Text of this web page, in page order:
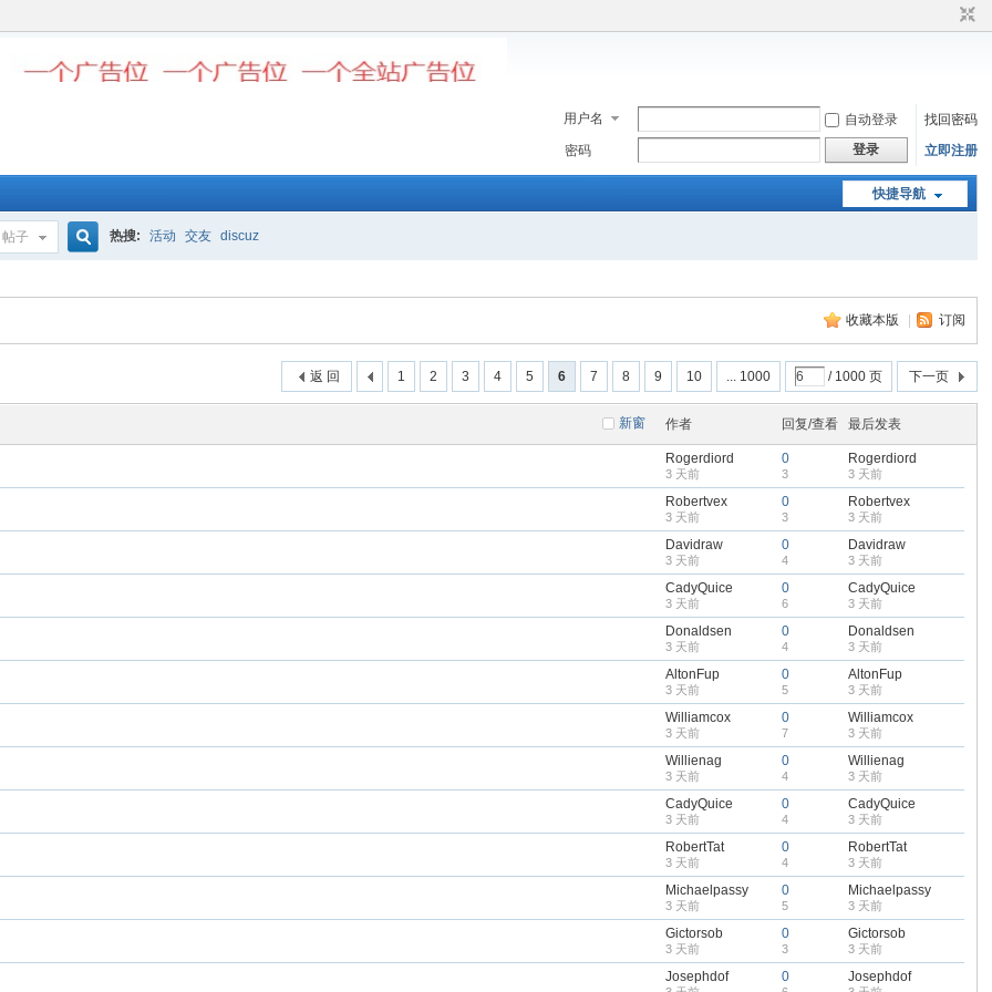
用户名 自动登录
找回密码
密码
登录 立即注册
快捷导航
帖子 热搜: 活动 交友 discuz
收藏本版 订阅
1 2 3 4 5 6 7 8 9 10 ... 1000 / 1000 页 下一页
返 回
新窗 作者 回复/查看 最后发表
Rogerdiord
3 天前
0
3
Rogerdiord
3 天前
Robertvex
3 天前
0
3
Robertvex
3 天前
Davidraw
3 天前
0
4
Davidraw
3 天前
CadyQuice
3 天前
0
6
CadyQuice
3 天前
Donaldsen
3 天前
0
4
Donaldsen
3 天前
AltonFup
3 天前
0
5
AltonFup
3 天前
Williamcox
3 天前
0
7
Williamcox
3 天前
Willienag
3 天前
0
4
Willienag
3 天前
CadyQuice
3 天前
0
4
CadyQuice
3 天前
RobertTat
3 天前
0
4
RobertTat
3 天前
Michaelpassy
3 天前
0
5
Michaelpassy
3 天前
Gictorsob
3 天前
0
3
Gictorsob
3 天前
Josephdof 0 Josephdof